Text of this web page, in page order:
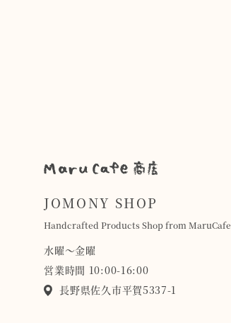
JOMONY SHOP
Handcrafted Products Shop from MaruCafe
水曜〜金曜
営業時間 10:00-16:00
長野県佐久市平賀5337-1